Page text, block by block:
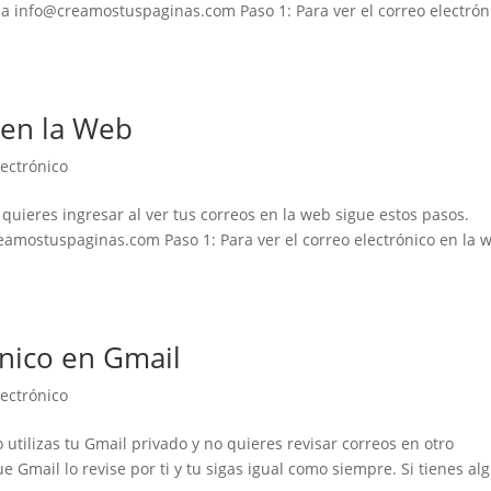
info@creamostuspaginas.com Paso 1: Para ver el correo
la Web
ingresar al ver tus correos en la web sigue estos pasos.
Paso 1: Para ver el correo electrónico en la
en Gmail
tu Gmail privado y no quieres revisar correos en otro
Gmail lo revise por ti y tu sigas igual como siempre. Si tienes